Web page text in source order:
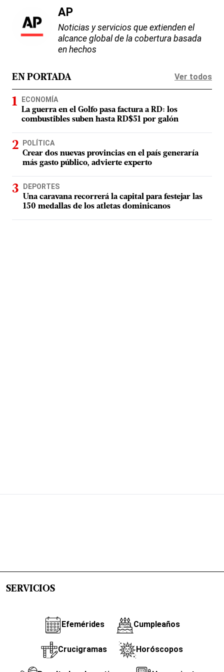
AP
Noticias y servicios que extienden el
alcance global de la cobertura basada
en hechos
EN PORTADA Ver todos
ECONOMÍA
La guerra en el Golfo pasa factura a RD: los
combustibles suben hasta RD$51 por galón
POLÍTICA
Crear dos nuevas provincias en el país generaría
más gasto público, advierte experto
DEPORTES
Una caravana recorrerá la capital para festejar las
150 medallas de los atletas dominicanos
SERVICIOS
Efemérides Cumpleaños
Crucigramas Horóscopos